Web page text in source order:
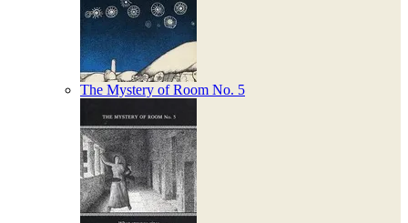
The Mystery of Room No. 5